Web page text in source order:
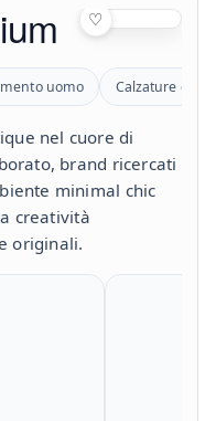
♡
uomo Calzature
nel cuore di
brand ricercati
minimal chic
creatività
originali.